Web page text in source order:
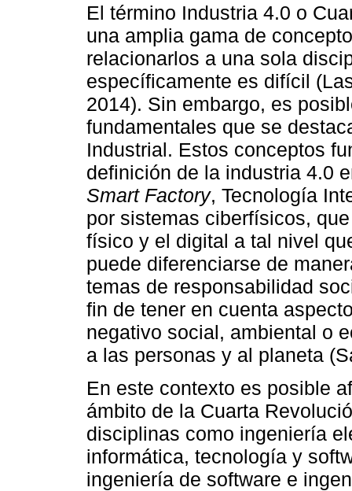
El término Industria 4.0 o
una amplia gama de
relacionarlos a una sola
específicamente es difícil
2014). Sin embargo, es
fundamentales que se
Industrial. Estos conceptos
definición de la industria 4.0
Smart Factory, Tecnología
por sistemas ciberfísicos,
físico y el digital a tal nivel
puede diferenciarse de
temas de responsabilidad
fin de tener en cuenta
negativo social, ambiental o
a las personas y al planeta
En este contexto es posible
ámbito de la Cuarta
disciplinas como ingeniería
informática, tecnología y
ingeniería de software e